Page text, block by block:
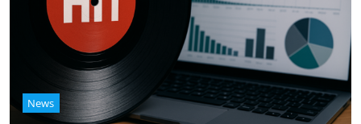
News